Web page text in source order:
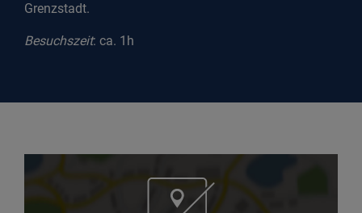
Grenzstadt.
Besuchszeit: ca. 1h